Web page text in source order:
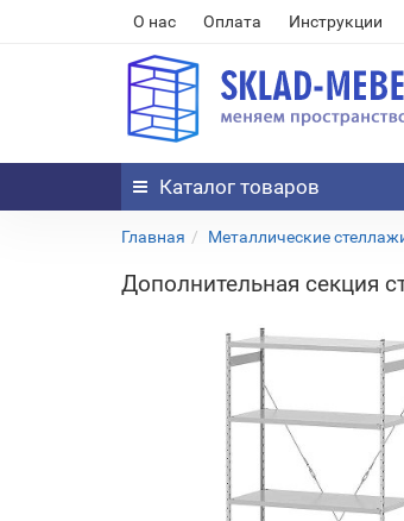
О нас Оплата Инструкции
Каталог товаров
Главная Металлические
Дополнительная секция